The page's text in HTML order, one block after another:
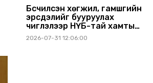
Бүсчилсэн хөгжил, гамшгийн
эрсдэлийг бууруулах
чиглэлээр НҮБ-тай хамтын
ажиллагаагаа өргөжүүлэхээр
санал солилцлоо
2026-07-31 12:06:00